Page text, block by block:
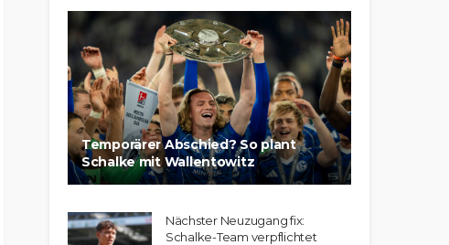
Temporärer Abschied? So plant
Schalke mit Wallentowitz
Nächster Neuzugang fix:
Schalke-Team verpflichtet